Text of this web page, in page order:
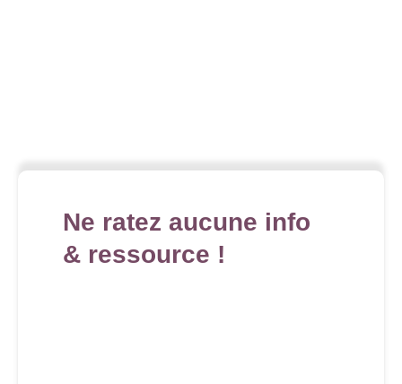
Ne ratez aucune info
& ressource !